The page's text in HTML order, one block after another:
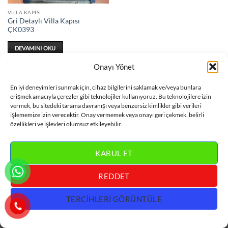
Onayı Yönet
En iyi deneyimleri sunmak için, cihaz bilgilerini saklamak ve/veya bunlara
erişmek amacıyla çerezler gibi teknolojiler kullanıyoruz. Bu teknolojilere izin
vermek, bu sitedeki tarama davranışı veya benzersiz kimlikler gibi verileri
işlememize izin verecektir. Onay vermemek veya onayı geri çekmek, belirli
özellikleri ve işlevleri olumsuz etkileyebilir.
KABUL ET
REDDET
TERCIHLERI GÖRÜNTÜLE
VILLA KAPISI
Gri Detaylı Villa Kapısı
ÇK0393
DEVAMINI OKU
Villa Kapısı Visa MasterCard
Bank
Transfer
Credit
Card
İLETİŞİM :0 533 318 60 78